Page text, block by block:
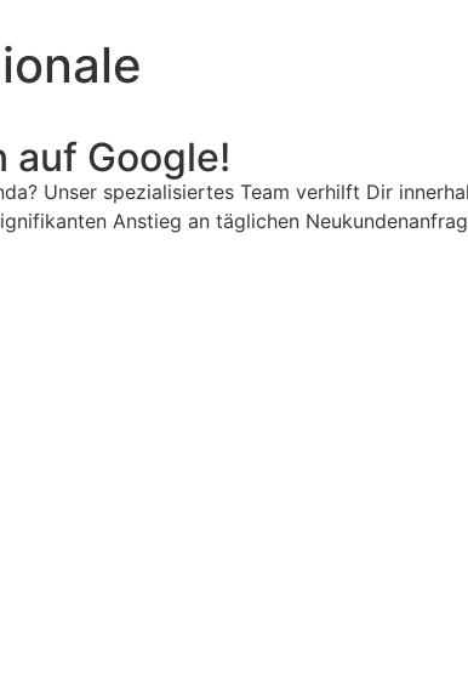
auf Google!
Unser spezialisiertes Team verhilft Dir
Anstieg an täglichen